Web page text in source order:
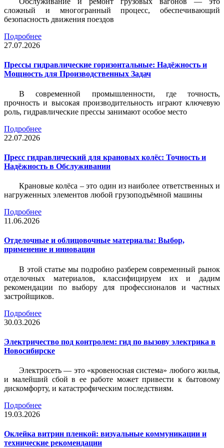
сложный и многогранный процесс, обеспечивающий
безопасность движения поездов
Подробнее
27.07.2026
Прессы гидравлические горизонтальные: Надёжность и
Мощность для Производственных Задач
В современной промышленности, где точность,
прочность и высокая производительность играют ключевую
роль, гидравлические прессы занимают особое место
Подробнее
22.07.2026
Пресс гидравлический для крановых колёс: Точность и
Надёжность в Обслуживании
Крановые колёса – это один из наиболее ответственных и
нагруженных элементов любой грузоподъёмной машины
Подробнее
11.06.2026
Отделочные и облицовочные материалы: Выбор,
применение и инновации
В этой статье мы подробно разберем современный рынок
отделочных материалов, классифицируем их и дадим
рекомендации по выбору для профессионалов и частных
застройщиков.
Подробнее
30.03.2026
Электричество под контролем: гид по вызову электрика в
Новосибирске
Электросеть — это «кровеносная система» любого жилья,
и малейший сбой в ее работе может привести к бытовому
дискомфорту, и катастрофическим последствиям.
Подробнее
19.03.2026
Оклейка витрин пленкой: визуальные коммуникации и
технические рекомендации